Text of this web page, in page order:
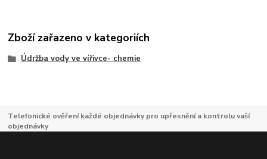
Zboží zařazeno v kategoriích
Údržba vody ve vířivce- chemie
Telefonické ověření každé objednávky pro upřesnění a kontrolu vaší
objednávky